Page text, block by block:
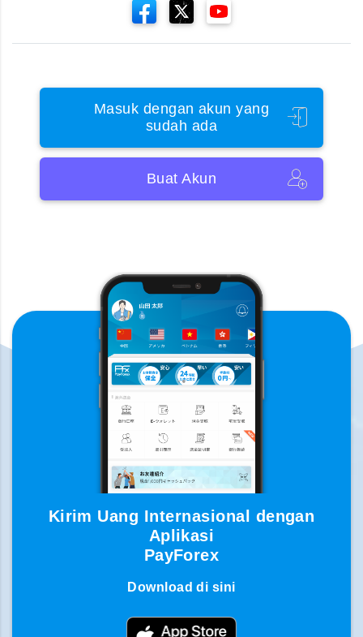
Masuk dengan akun yang
sudah ada
Buat Akun
Kirim Uang Internasional dengan
Aplikasi
PayForex
Download di sini